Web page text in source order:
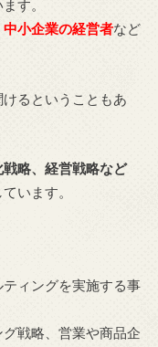
す。
小企業の経営者など
るということもあ
略、経営戦略など
います。
ィングを実施する事
戦略、営業や商品企